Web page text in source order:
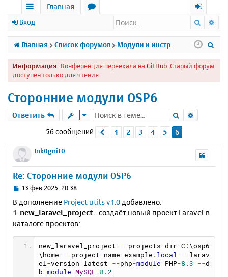
с
ы
л
к
Главная
р
у
м
х
о
д
Вход Поиск
Главная Список форумов Модули и инструменты
Информация: Конференция переехала на GitHub . Старый форум
доступен только для чтения.
Сторонние модули OSP6
Ответить Поиск
56 сообщений Пред.
1 2 3 4 5 6
Ink0gnit0
Re: Сторонние модули OSP6
С
о
б
щ
13 фев 2025, 20:38
В дополнение Project utils v1.0добавлено:
1. new_laravel_project- создаёт новый проект Laravel в
каталоге проектов:
new_laravel_project --projects-dir C : \osp6
\home --project-name example . local --larav
el-version latest --php-module PHP-8.3 --d
b-module MySQL-8.2